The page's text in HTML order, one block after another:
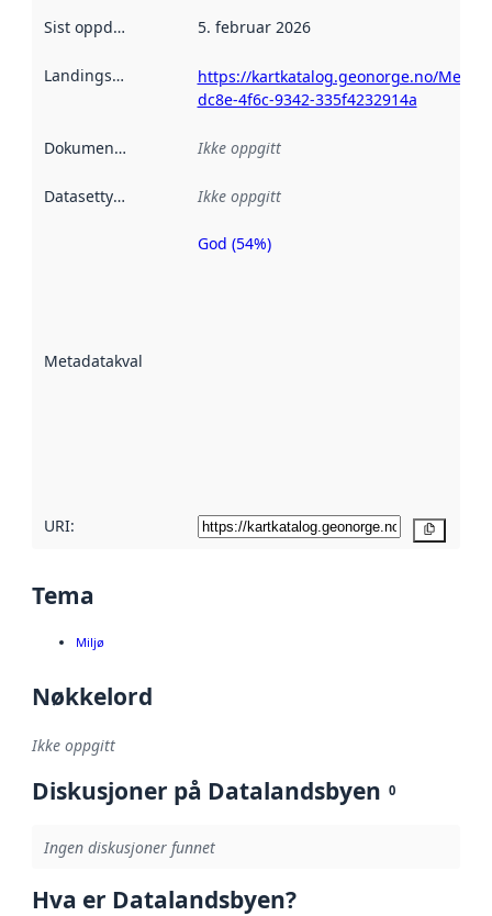
Sist oppdatert 5. februar 2026
Landingsside
https://kartkatalog.geonorge.no/
dc8e-4f6c-9342-335f4232914a
Dokumentasjon Ikke oppgitt
Datasettype Ikke oppgitt
Metadatakvalitet
Metadatakvalitet
God (54%)
URI:
Tema
Miljø
Nøkkelord
Ikke oppgitt
Diskusjoner på Datalandsbyen 0
Ingen diskusjoner funnet
Hva er Datalandsbyen?